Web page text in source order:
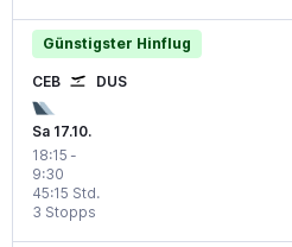
Günstigster Hinflug
CEB DUS
Sa 17.10.
18:15 -
9:30
3 Stopps
45:15 Std.